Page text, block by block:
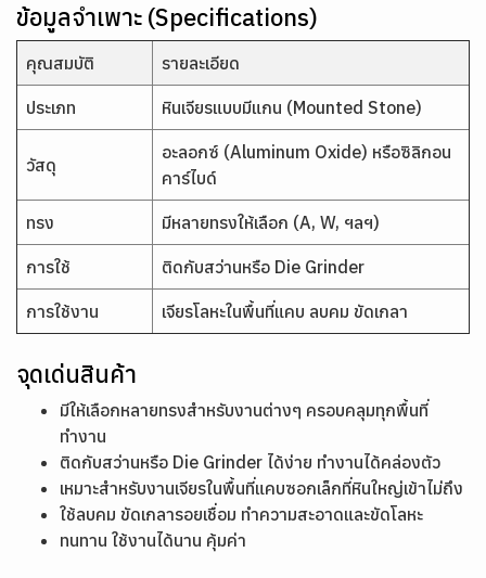
ข้อมูลจำเพาะ (Specifications)
คุณสมบัติ รายละเอียด
ประเภท หินเจียรแบบมีแกน (Mounted Stone)
วัสดุ
อะลอกซ์ (Aluminum Oxide) หรือซิลิกอน
คาร์ไบด์
ทรง มีหลายทรงให้เลือก (A, W, ฯลฯ)
การใช้ ติดกับสว่านหรือ Die Grinder
การใช้งาน เจียรโลหะในพื้นที่แคบ ลบคม ขัดเกลา
จุดเด่นสินค้า
มีให้เลือกหลายทรงสำหรับงานต่างๆ ครอบคลุมทุกพื้นที่
ทำงาน
ติดกับสว่านหรือ Die Grinder ได้ง่าย ทำงานได้คล่องตัว
เหมาะสำหรับงานเจียรในพื้นที่แคบซอกเล็กที่หินใหญ่เข้าไม่ถึง
ใช้ลบคม ขัดเกลารอยเชื่อม ทำความสะอาดและขัดโลหะ
ทนทาน ใช้งานได้นาน คุ้มค่า